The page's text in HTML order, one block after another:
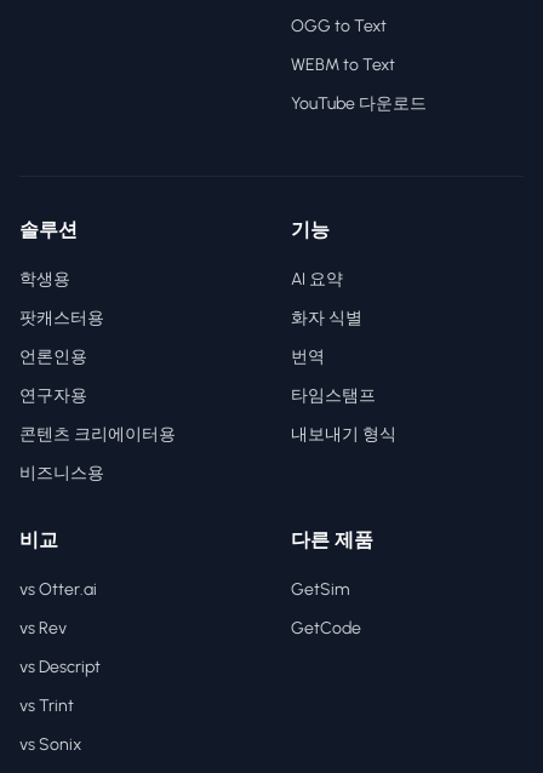
OGG to Text
WEBM to Text
YouTube 다운로드
솔루션
학생용
팟캐스터용
언론인용
연구자용
콘텐츠 크리에이터용
비즈니스용
기능
AI 요약
화자 식별
번역
타임스탬프
내보내기 형식
비교
vs Otter.ai
vs Rev
vs Descript
vs Trint
vs Sonix
다른 제품
GetSim
GetCode